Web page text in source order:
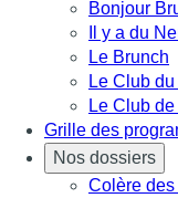
Bonjour
Il y a du
Le Brunch
Le Club
Le Club
Grille des
Nos dossiers
Colère